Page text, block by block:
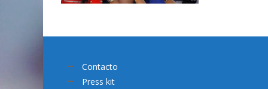
Contacto
Press kit